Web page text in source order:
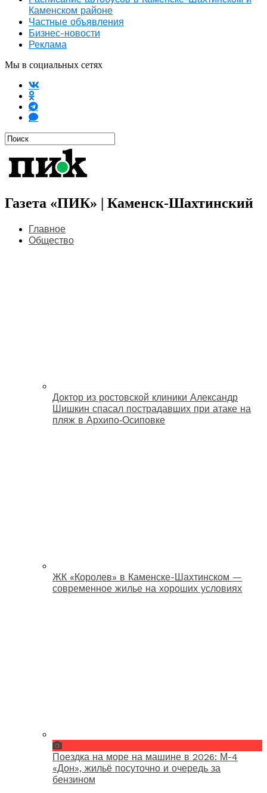
Каменском районе
Частные объявления
Бизнес-новости
Реклама
Мы в социальных сетях
Газета «ПИК» | Каменск-Шахтинский
Главное
Общество
Доктор из ростовской клиники Александр
Шишкин спасал пострадавших при атаке на
пляж в Архипо‑Осиповке
ЖК «Королев» в Каменске-Шахтинском —
современное жилье на хороших условиях
Поездка на море на машине в 2026: М-4
«Дон», жильё посуточно и очередь за
бензином